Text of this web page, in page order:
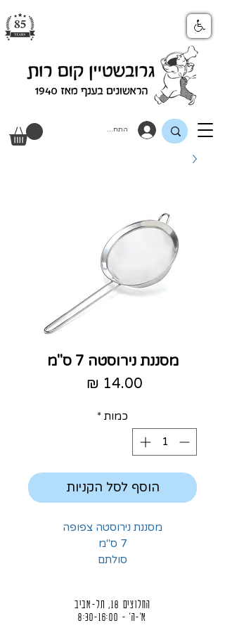
התחבר
מסננת נירוסטה 7 ס"מ
כמות *
הוסף לסל הקניות
מסננת נירוסטה צפופה
7 ס"מ
סולתם
החלוצים 18, תל-אביב
א'-ה' - 8:30-16:00